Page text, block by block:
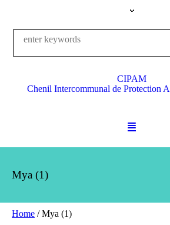
CIPAM
Chenil Intercommunal de Protection
Mya (1)
Home /Mya (1)